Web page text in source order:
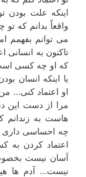
اینکه علت بودن تو
واقعاً بدانم که تو
می توانم بفهمم اما
تاکنون به انسانی
که او چه کسی است،
یا اینکه انسان بودن
او اعتماد کنی... من
مرا از دست این
هاست به زندانم
چه احساسی داری
اعتماد کردن به
آسان نیست بخصوص
نیست... آدم ها